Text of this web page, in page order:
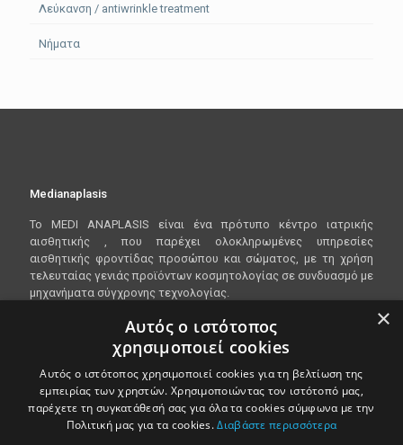
Λεύκανση / antiwrinkle treatment
Νήματα
Medianaplasis
To MEDI ANAPLASIS είναι ένα πρότυπο κέντρο ιατρικής
αισθητικής , που παρέχει ολοκληρωμένες υπηρεσίες
αισθητικής φροντίδας προσώπου και σώματος, με τη χρήση
τελευταίας γενιάς προϊόντων κοσμητολογίας σε συνδυασμό με
μηχανήματα σύγχρονης τεχνολογίας.
Είμαστε ανοικτα Δευτέρα - Παρασκευή 10:00 - 20:00
Λεωφόρος Βασιλίσσης Όλγας 148, 546 45
Θεσσαλονίκη
T.2310818888
×
Αυτός ο ιστότοπος
χρησιμοποιεί cookies
Αυτός ο ιστότοπος χρησιμοποιεί cookies για τη βελτίωση της
εμπειρίας των χρηστών. Χρησιμοποιώντας τον ιστότοπό μας,
παρέχετε τη συγκατάθεσή σας για όλα τα cookies σύμφωνα με την
Πολιτική μας για τα cookies.Διαβάστε περισσότερα